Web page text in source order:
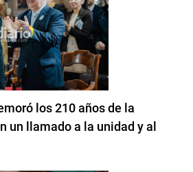
los 210 años de la
un llamado a la unidad y al